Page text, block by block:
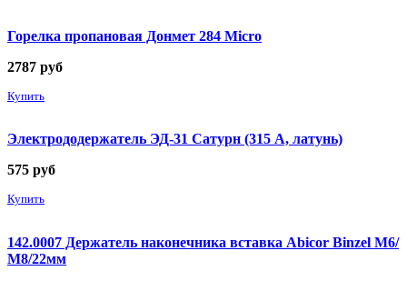
Горелка пропановая Донмет 284 Micro
2787 руб
Купить
Электрододержатель ЭД-31 Сатурн (315 А, латунь)
575 руб
Купить
142.0007 Держатель наконечника вставка Abicor Binzel М6/
М8/22мм